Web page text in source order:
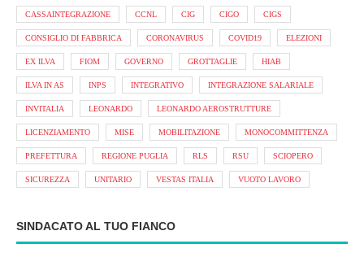
CASSAINTEGRAZIONE CCNL CIG CIGO CIGS
CONSIGLIO DI FABBRICA CORONAVIRUS COVID19 ELEZIONI
EX ILVA FIOM GOVERNO GROTTAGLIE HIAB
ILVA IN AS INPS INTEGRATIVO INTEGRAZIONE SALARIALE
INVITALIA LEONARDO LEONARDO AEROSTRUTTURE
LICENZIAMENTO MISE MOBILITAZIONE MONOCOMMITTENZA
PREFETTURA REGIONE PUGLIA RLS RSU SCIOPERO
SICUREZZA UNITARIO VESTAS ITALIA VUOTO LAVORO
SINDACATO AL TUO FIANCO